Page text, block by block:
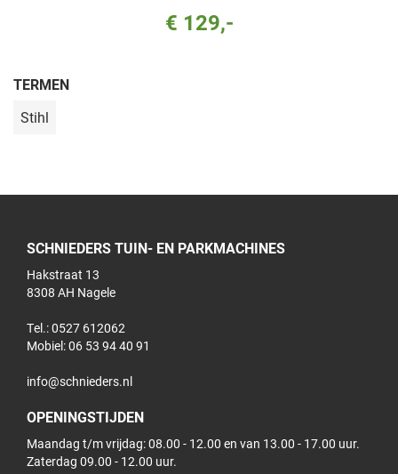
€ 129,-
TERMEN
Stihl
SCHNIEDERS TUIN- EN PARKMACHINES
Hakstraat 13
8308 AH Nagele
Tel.: 0527 612062
Mobiel:06 53 94 40 91
info@schnieders.nl
OPENINGSTIJDEN
Maandag t/m vrijdag: 08.00 - 12.00 en van 13.00 - 17.00 uur.
Zaterdag 09.00 - 12.00 uur.